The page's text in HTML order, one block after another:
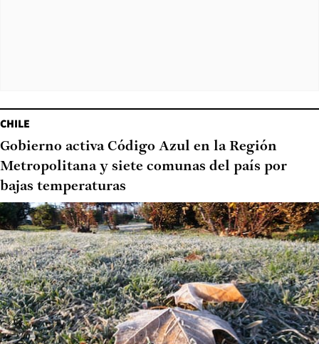
CHILE
Gobierno activa Código Azul en la Región
Metropolitana y siete comunas del país por
bajas temperaturas